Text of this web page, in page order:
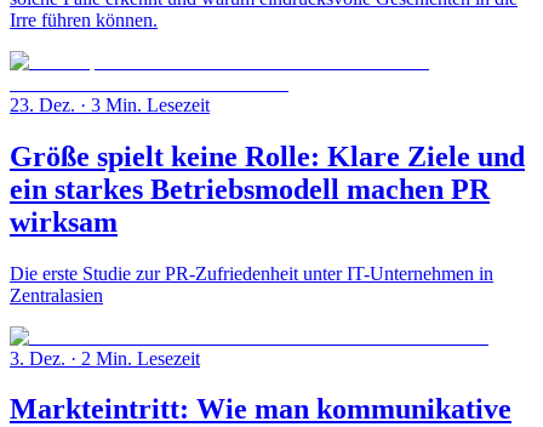
Irre führen können.
23. Dez. · 3 Min. Lesezeit
Größe spielt keine Rolle: Klare Ziele und
ein starkes Betriebsmodell machen PR
wirksam
Die erste Studie zur PR-Zufriedenheit unter IT-Unternehmen in
Zentralasien
3. Dez. · 2 Min. Lesezeit
Markteintritt: Wie man kommunikative